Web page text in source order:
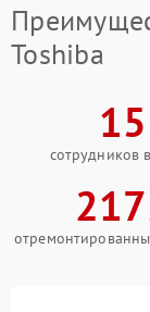
Toshiba
15
сотрудников